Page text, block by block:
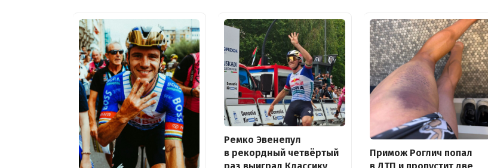
Ремко Эвенепул
в рекордный четвёртый
раз выиграл Классику
Примож Роглич попал